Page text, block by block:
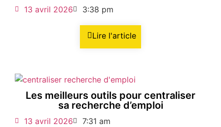
13 avril 2026 3:38 pm
Lire l'article
Les meilleurs outils pour centraliser
sa recherche d’emploi
13 avril 2026 7:31 am